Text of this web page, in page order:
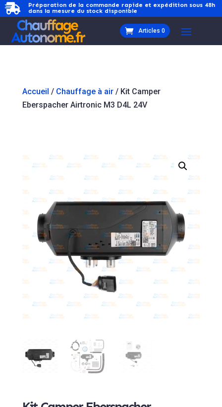

Préparation de la commande rapide et expédition sous 48h
dans la mesure du stock disponible
Articles 0
Accueil / Chauffage à air/ Kit Camper
Eberspacher Airtronic M3 D4L 24V